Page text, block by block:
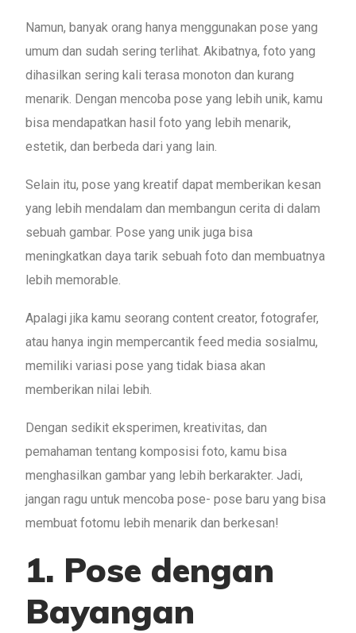
Namun, banyak orang hanya menggunakan pose yang
umum dan sudah sering terlihat. Akibatnya, foto yang
dihasilkan sering kali terasa monoton dan kurang
menarik. Dengan mencoba pose yang lebih unik, kamu
bisa mendapatkan hasil foto yang lebih menarik,
estetik, dan berbeda dari yang lain.
Selain itu, pose yang kreatif dapat memberikan kesan
yang lebih mendalam dan membangun cerita di dalam
sebuah gambar. Pose yang unik juga bisa
meningkatkan daya tarik sebuah foto dan membuatnya
lebih memorable.
Apalagi jika kamu seorang content creator, fotografer,
atau hanya ingin mempercantik feed media sosialmu,
memiliki variasi pose yang tidak biasa akan
memberikan nilai lebih.
Dengan sedikit eksperimen, kreativitas, dan
pemahaman tentang komposisi foto, kamu bisa
menghasilkan gambar yang lebih berkarakter. Jadi,
jangan ragu untuk mencoba pose- pose baru yang bisa
membuat fotomu lebih menarik dan berkesan!
1. Pose dengan
Bayangan